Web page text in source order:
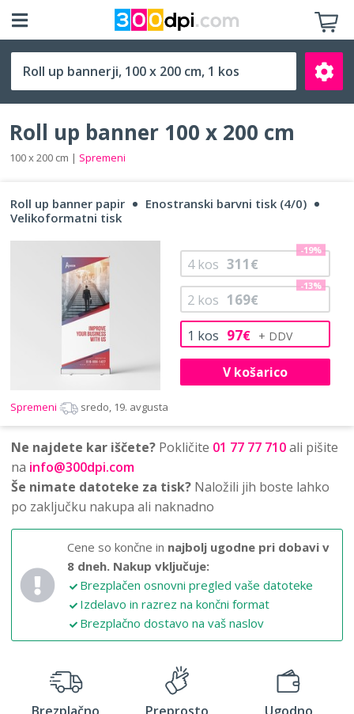
100 x 200 cm (100 x 200 cm)
Roll up banner 100 x 200 cm
100 x 200 cm | Spremeni
Roll up banner papir
Enostranski barvni tisk (4/0)
Velikoformatni tisk
1 kos 97€
2kos 169€
-13%
4kos 311€
-19%
V košarico
Spremeni sredo, 19. avgusta
Ne najdete kar iščete? Pokličite 01 77 77 710ali pišite
na info@300dpi.com
Še nimate datoteke za tisk? Naložili jih boste lahko
po zaključku nakupa ali naknadno
Cene so končne in najbolj ugodne pri dobavi v
8 dneh. Nakup vključuje:
Brezplačen osnovni pregled vaše datoteke
Izdelavo in razrez na končni format
Brezplačno dostavo na vaš naslov